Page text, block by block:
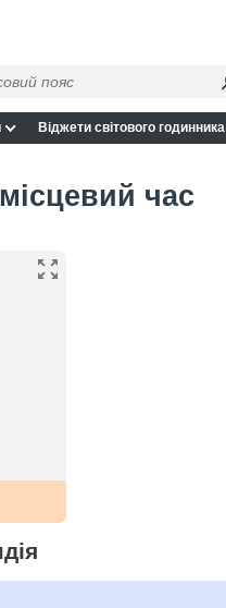
Віджети світового годинника
час